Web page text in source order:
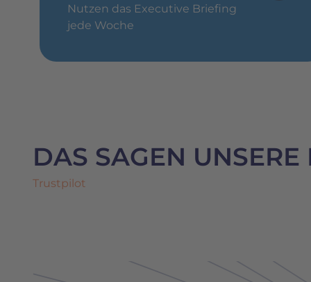
Nutzen das Executive Briefing
jede Woche
DAS SAGEN
Trustpilot